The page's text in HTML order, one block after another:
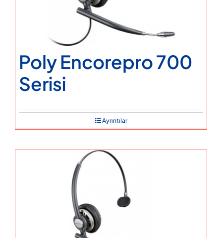
Poly Encorepro 700
Serisi
Ayrıntılar